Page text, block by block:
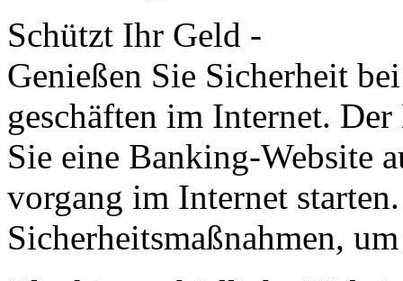
Schützt Ihr Geld -
Genießen Sie Sicherheit
geschäften im Internet.
Sie eine Banking-Web­site
vorgang im Internet
Sicherheits­maßnahmen,